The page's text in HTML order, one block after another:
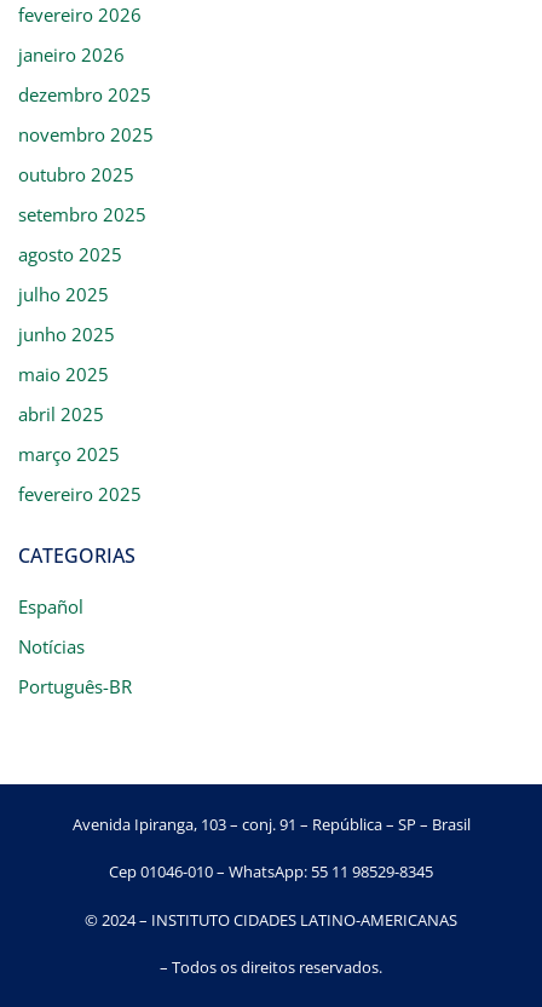
fevereiro 2026
janeiro 2026
dezembro 2025
novembro 2025
outubro 2025
setembro 2025
agosto 2025
julho 2025
junho 2025
maio 2025
abril 2025
março 2025
fevereiro 2025
CATEGORIAS
Español
Notícias
Português-BR
Avenida Ipiranga, 103 – conj. 91 – República – SP – Brasil
Cep 01046-010 – WhatsApp: 55 11 98529-8345
© 2024 – INSTITUTO CIDADES LATINO-AMERICANAS
– Todos os direitos reservados.​